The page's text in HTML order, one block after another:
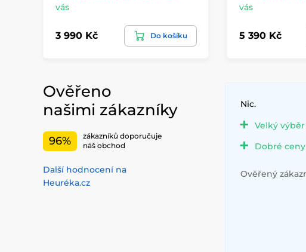
vás
3 990 Kč Do košíku
vás
5 390 Kč
Ověřeno
našimi zákazníky
96%
zákazníků doporučuje
náš obchod
Další hodnocení na
Heuréka.cz
Nic.
Velký výběr
Dobré
Ověřený